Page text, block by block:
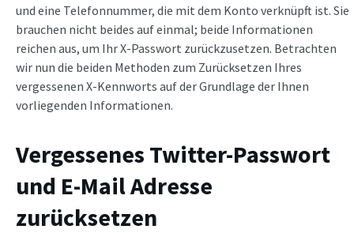
und eine Telefonnummer, die mit dem Konto verknüpft ist. Sie
brauchen nicht beides auf einmal; beide Informationen
reichen aus, um Ihr X-Passwort zurückzusetzen. Betrachten
wir nun die beiden Methoden zum Zurücksetzen Ihres
vergessenen X-Kennworts auf der Grundlage der Ihnen
vorliegenden Informationen.
Vergessenes Twitter-Passwort
und E-Mail Adresse
zurücksetzen